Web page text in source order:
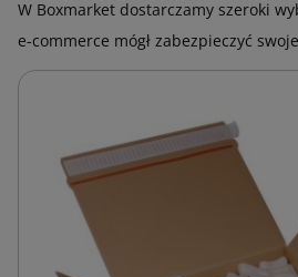
W Boxmarket dostarczamy szeroki
e-commerce mógł zabezpieczyć